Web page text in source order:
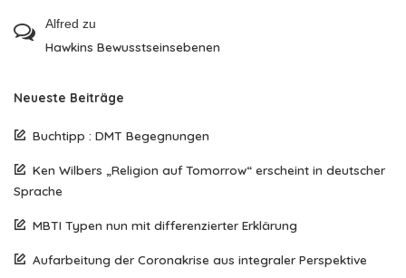
Alfred zu
Hawkins Bewusstseinsebenen
Neueste Beiträge
Buchtipp : DMT Begegnungen
Ken Wilbers „Religion auf Tomorrow“ erscheint in deutscher
Sprache
MBTI Typen nun mit differenzierter Erklärung
Aufarbeitung der Coronakrise aus integraler Perspektive